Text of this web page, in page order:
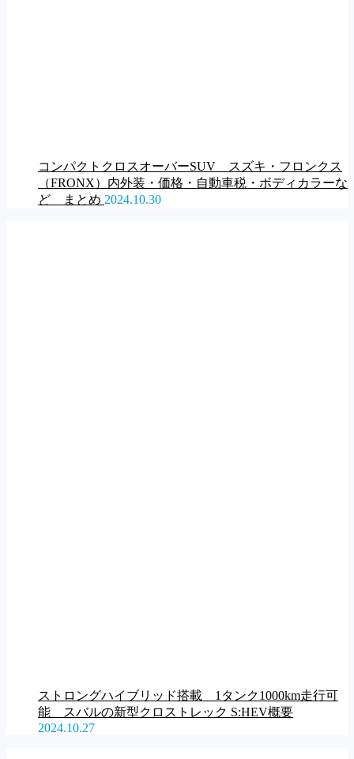
コンパクトクロスオーバーSUV スズキ・フロンクス
（FRONX）内外装・価格・自動車税・ボディカラーな
ど まとめ 2024.10.30
ストロングハイブリッド搭載 1タンク1000km走行可
能 スバルの新型クロストレック S:HEV概要
2024.10.27